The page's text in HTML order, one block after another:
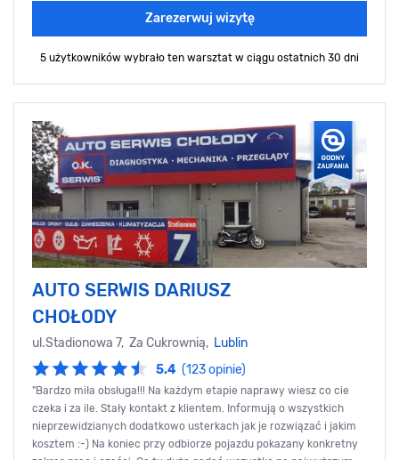
Zarezerwuj wizytę
5 użytkowników wybrało ten warsztat w ciągu ostatnich 30 dni
AUTO SERWIS DARIUSZ
CHOŁODY
ul.Stadionowa 7, Za Cukrownią, Lublin
5.4 (123 opinie)
"Bardzo miła obsługa!!! Na każdym etapie naprawy wiesz co cie
czeka i za ile. Stały kontakt z klientem. Informują o wszystkich
nieprzewidzianych dodatkowo usterkach jak je rozwiązać i jakim
kosztem :-) Na koniec przy odbiorze pojazdu pokazany konkretny